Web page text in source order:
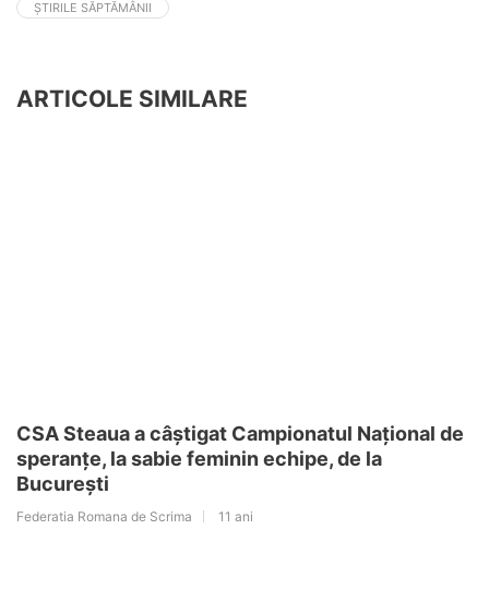
ȘTIRILE SĂPTĂMÂNII
ARTICOLE SIMILARE
CSA Steaua a câștigat Campionatul Național de
speranțe, la sabie feminin echipe, de la
București
Federatia Romana de Scrima 11 ani